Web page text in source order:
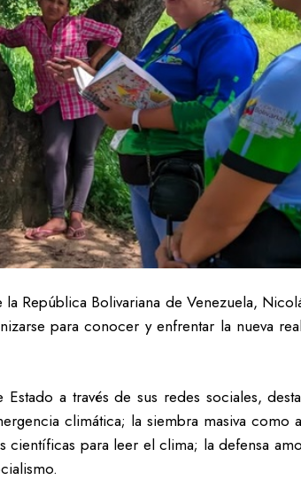
la República Bolivariana de Venezuela,
para conocer y enfrentar la nueva
a través de sus redes sociales,
climática; la siembra masiva
para leer el clima; la defensa